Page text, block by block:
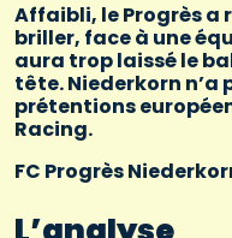
Affaibli, le Progrès a
briller, face à une
aura trop laissé le
tête. Niederkorn n’a
prétentions
Racing.
FC Progrès